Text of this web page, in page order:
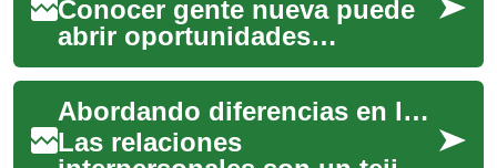
Conocer gente nueva puede
abrir oportunidades
personales y profesionales, y
hoy hay muchas formas de
hacerlo tanto en...
Abordando diferencias en la relación
Las relaciones